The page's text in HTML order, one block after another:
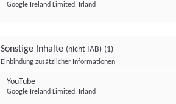
Google Ireland Limited, Irland
Sonstige Inhalte (nicht IAB) (1)
Einbindung zusätzlicher Informationen
YouTube
Google Ireland Limited, Irland